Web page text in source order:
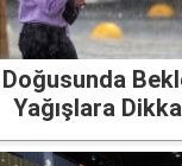
Yağışlara